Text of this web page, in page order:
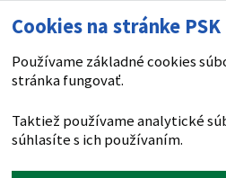
Cookies na stránke PSK
Používame základné cookies
stránka fungovať.
Taktiež používame analytické
súhlasíte s ich používaním.